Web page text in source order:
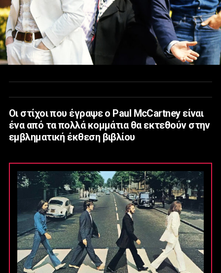
Οι στίχοι που έγραψε ο Paul McCartney είναι
ένα από τα πολλά κομμάτια θα εκτεθούν στην
εμβληματική έκθεση βιβλίου